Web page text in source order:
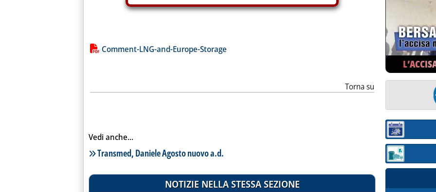
Lista allegati PDF alla notizia
Comment-LNG-and-Europe-Storage
Torna su
Vedi anche...
Lista notizie correlate
Transmed, Daniele Agosto nuovo a.d.
NOTIZIE NELLA STESSA SEZIONE
Sezione:
Sezione: